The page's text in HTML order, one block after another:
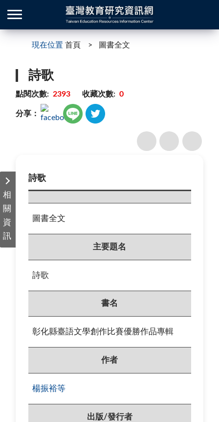
現在位置 首頁 圖書全文
詩歌
點閱次數: 2393 收藏次數: 0
分享：
相
關
資
訊
詩歌
圖書全文
主要題名
詩歌
書名
彰化縣臺語文學創作比賽優勝作品專輯
作者
楊振裕等
出版/發行者